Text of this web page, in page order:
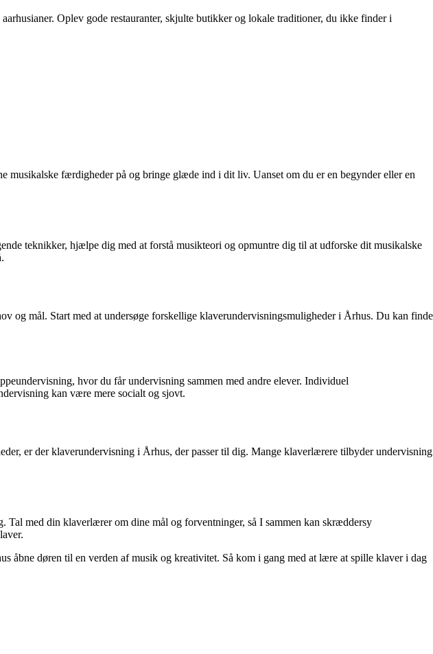
Oplev gode restauranter, skjulte butikker og lokale traditioner, du ikke finder i
færdigheder på og bringe glæde ind i dit liv. Uanset om du er en begynder eller en
teknikker, hjælpe dig med at forstå musikteori og opmuntre dig til at udforske dit musikalske
og mål. Start med at undersøge forskellige klaverundervisningsmuligheder i Århus. Du kan finde
hvor du får undervisning sammen med andre elever. Individuel
kan være mere socialt og sjovt.
er der klaverundervisning i Århus, der passer til dig. Mange klaverlærere tilbyder undervisning
med din klaverlærer om dine mål og forventninger, så I sammen kan skræddersy
åbne døren til en verden af musik og kreativitet. Så kom i gang med at lære at spille klaver i dag